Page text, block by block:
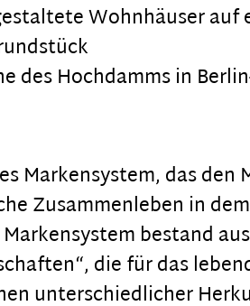
Wohnhäuser auf
des Hochdamms in
Markensystem, das den
Zusammenleben in dem
bestand
die für das
unterschiedlicher